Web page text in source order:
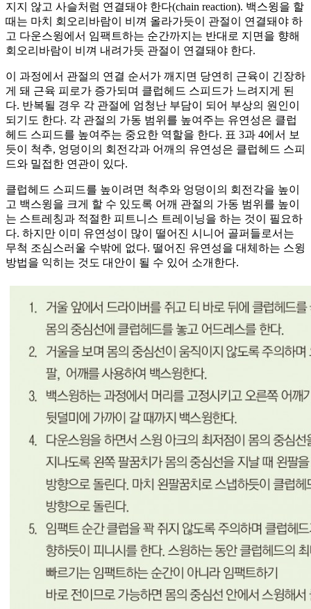
지지 않고 사슬처럼 연결돼야 한다(chain reaction). 백스윙을 할
때는 마치 회오리바람이 비껴 올라가듯이 관절이 연결돼야 하
고 다운스윙에서 임팩트하는 순간까지는 반대로 지면을 향해
회오리바람이 비껴 내려가듯 관절이 연결돼야 한다.
이 과정에서 관절의 연결 순서가 깨지면 당연히 근육이 긴장하
게 돼 근육 피로가 증가되며 클럽헤드 스피드가 느려지게 된
다. 반복될 경우 각 관절에 엄청난 부담이 되어 부상의 원인이
되기도 한다. 각 관절의 가동 범위를 높여주는 유연성은 클럽
헤드 스피드를 높여주는 중요한 역할을 한다. 표 3과 4에서 보
듯이 척추, 엉덩이의 회전각과 어깨의 유연성은 클럽헤드 스피
드와 밀접한 연관이 있다.
클럽헤드 스피드를 높이려면 척추와 엉덩이의 회전각을 높이
고 백스윙을 크게 할 수 있도록 어깨 관절의 가동 범위를 높이
는 스트레칭과 적절한 피트니스 트레이닝을 하는 것이 필요하
다. 하지만 이미 유연성이 많이 떨어진 시니어 골퍼들로서는
무척 조심스러울 수밖에 없다. 떨어진 유연성을 대체하는 스윙
방법을 익히는 것도 대안이 될 수 있어 소개한다.